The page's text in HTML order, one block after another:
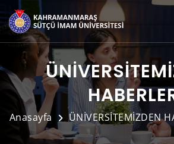
Anasayfa ÜNİVERSİTEMİZDEN